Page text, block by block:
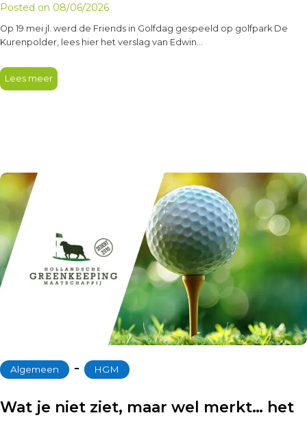
Posted on 08/06/2026
Op 19 mei jl. werd de Friends in Golfdag gespeeld op golfpark De
Kurenpolder, lees hier het verslag van Edwin…
Lees meer
Algemeen ‐ HGM
Wat je niet ziet, maar wel merkt… het